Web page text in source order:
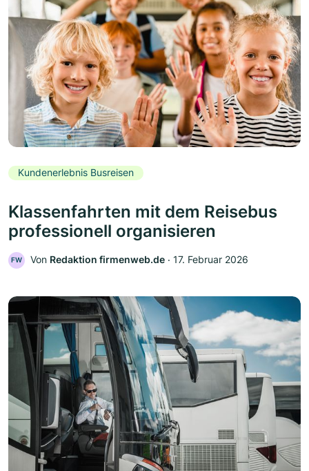
Kundenerlebnis Busreisen
Klassenfahrten mit dem Reisebus
professionell organisieren
FW Von Redaktion firmenweb.de ‧ 17. Februar 2026